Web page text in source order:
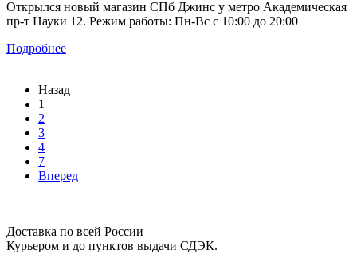
Открылся новый магазин СПб Джинс у метро Академическая
пр-т Науки 12. Режим работы: Пн-Вс с 10:00 до 20:00
Подробнее
Назад
1
2
3
4
7
Вперед
Доставка по всей России
Курьером и до пунктов выдачи СДЭК.